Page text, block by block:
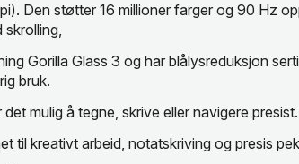
Den støtter 16 millioner farger og 90 Hz
skrolling,
Gorilla Glass 3 og har blålysreduksjon
bruk.
mulig å tegne, skrive eller navigere
til kreativt arbeid, notatskriving og presis